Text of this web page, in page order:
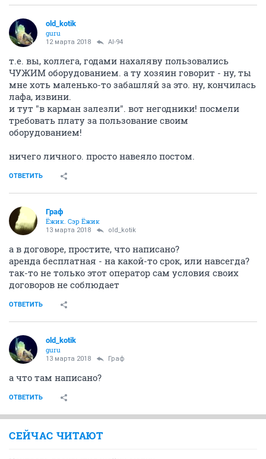
old_kotik
guru
12 марта 2018 AI-94
т.е. вы, коллега, годами нахаляву пользовались
ЧУЖИМ оборудованием. а ту хозяин говорит - ну, ты
мне хоть маленько-то забашляй за это. ну, кончилась
лафа, извини.
и тут "в карман залезли". вот негодники! посмели
требовать плату за пользование своим
оборудованием!
ничего личного. просто навеяло постом.
ОТВЕТИТЬ
Граф
Ёжик. Сэр Ёжик
13 марта 2018 old_kotik
а в договоре, простите, что написано?
аренда бесплатная - на какой-то срок, или навсегда?
так-то не только этот оператор сам условия своих
договоров не соблюдает
ОТВЕТИТЬ
old_kotik
guru
13 марта 2018 Граф
а что там написано?
ОТВЕТИТЬ
СЕЙЧАС ЧИТАЮТ